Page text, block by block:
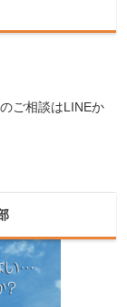
ご相談はLINEか